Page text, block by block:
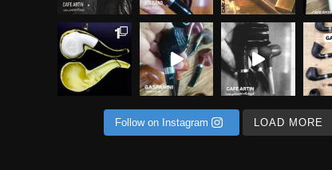
ناب و استثنایی در
خاص ترین متریال ها برای ساخت پیپ
LOAD MORE
Follow on Instagram